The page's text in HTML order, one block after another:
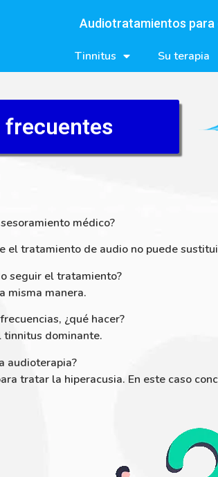
Audiotratamientos
Tinnitus Su terapia
frecuentes
médico?
el tratamiento de audio no puede
seguir el tratamiento?
misma manera.
¿qué hacer?
tinnitus dominante.
audioterapia?
tratar la hiperacusia. En este caso